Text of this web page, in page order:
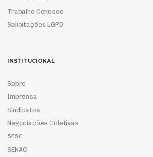
Trabalhe Conosco
Solicitações LGPD
INSTITUCIONAL
Sobre
Imprensa
Sindicatos
Negociações Coletivas
SESC
SENAC